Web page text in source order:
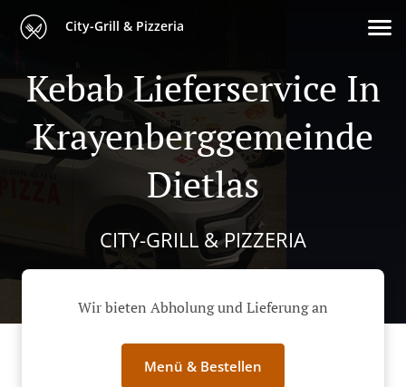
City-Grill & Pizzeria
Kebab Lieferservice In
Krayenberggemeinde
Dietlas
CITY-GRILL & PIZZERIA
Wir bieten Abholung und Lieferung an
Menü & Bestellen